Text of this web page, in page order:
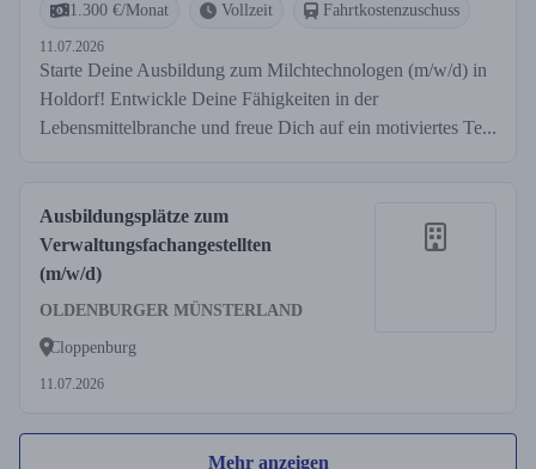
1.300 €/Monat Vollzeit Fahrtkostenzuschuss
11.07.2026
Starte Deine Ausbildung zum Milchtechnologen (m/w/d) in
Holdorf! Entwickle Deine Fähigkeiten in der
Lebensmittelbranche und freue Dich auf ein motiviertes Te...
Ausbildungsplätze zum
Verwaltungsfachangestellten
(m/w/d)
OLDENBURGER MÜNSTERLAND
Cloppenburg
11.07.2026
Mehr anzeigen